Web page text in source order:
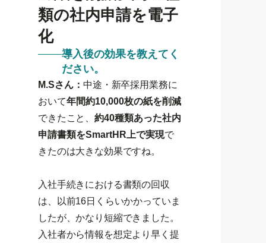
類の社内申請を電子
化
導入後の効果を教えてく
ださい。
M.Sさん： 中途・新卒採用業務に
おいて年間約10,000枚の紙を削減
できたこと、約40種類あった社内
申請書類をSmartHR上で実現で
きたのは大きな効果ですね。
入社手続きにおける書類の回収
は、以前16日くらいかかっていま
したが、かなり短縮できました。
入社者から情報を想定より早く提